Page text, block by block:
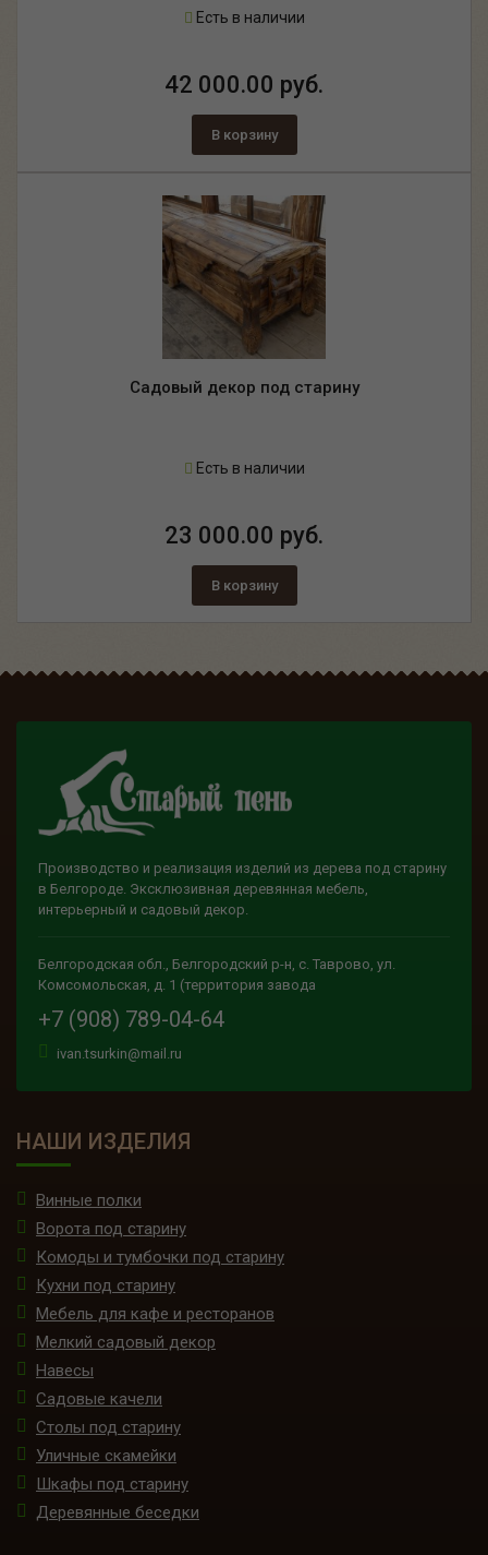
Есть в наличии
42 000.00 руб.
В корзину
Садовый декор под старину
Есть в наличии
23 000.00 руб.
В корзину
Производство и реализация изделий из дерева под старину
в Белгороде. Эксклюзивная деревянная мебель,
интерьерный и садовый декор.
Белгородская обл., Белгородский р-н, с. Таврово, ул.
Комсомольская, д. 1 (территория завода
+7 (908) 789-04-64
ivan.tsurkin@mail.ru
НАШИ ИЗДЕЛИЯ
Винные полки
Ворота под старину
Комоды и тумбочки под старину
Кухни под старину
Мебель для кафе и ресторанов
Мелкий садовый декор
Навесы
Садовые качели
Столы под старину
Уличные скамейки
Шкафы под старину
Деревянные беседки